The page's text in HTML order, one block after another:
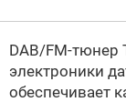
DAB/FM-тюнер
электроники
обеспечивает